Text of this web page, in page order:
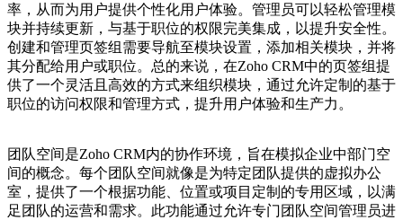
率，从而为用户提供个性化用户体验。管理员可以轻松管理模
块并持续更新，与基于职位的权限完美集成，以提升安全性。
创建和管理页签组需要导航至模块设置，添加相关模块，并将
其分配给用户或职位。总的来说，在Zoho CRM中的页签组提
供了一个灵活且高效的方式来组织模块，通过允许定制的基于
职位的访问权限和管理方式，提升用户体验和生产力。
团队空间是Zoho CRM内的协作环境，旨在模拟企业中部门空
间的概念。每个团队空间就像是为特定团队提供的虚拟办公
室，提供了一个根据功能、位置或项目定制的专用区域，以满
足团队的运营和需求。此功能通过允许专门团队空间管理员进